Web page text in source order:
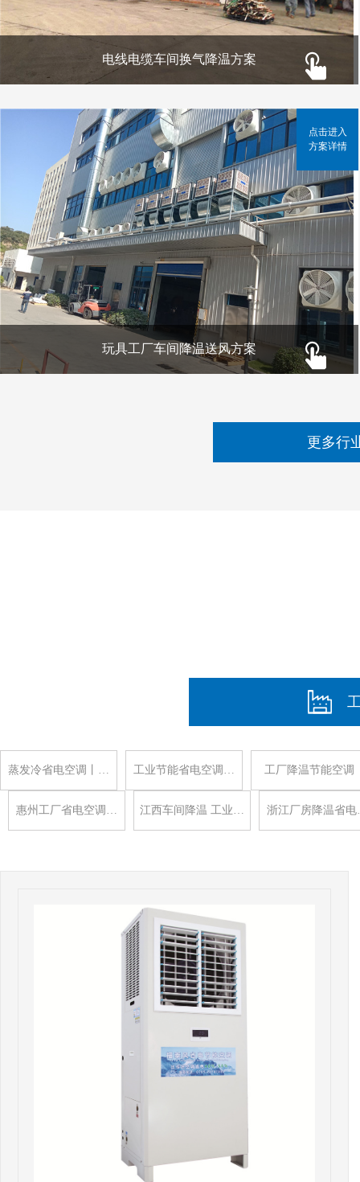
电线电缆车间换气降温方案
玩具工厂车间降温送风方案
点击进入
方案详情
更多行
蒸发冷省电空调丨… 工业节能省电空调… 工厂降温节能空调
惠州工厂省电空调… 江西车间降温 工业… 浙江厂房降温省